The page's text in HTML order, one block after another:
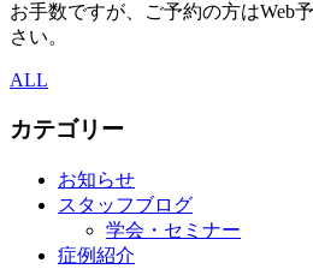
お手数ですが、ご予約の方はWeb
さい。
ALL
カテゴリー
お知らせ
スタッフブログ
学会・セミナー
症例紹介